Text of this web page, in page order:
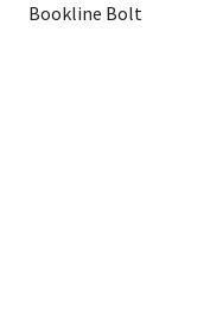
Bookline Bolt